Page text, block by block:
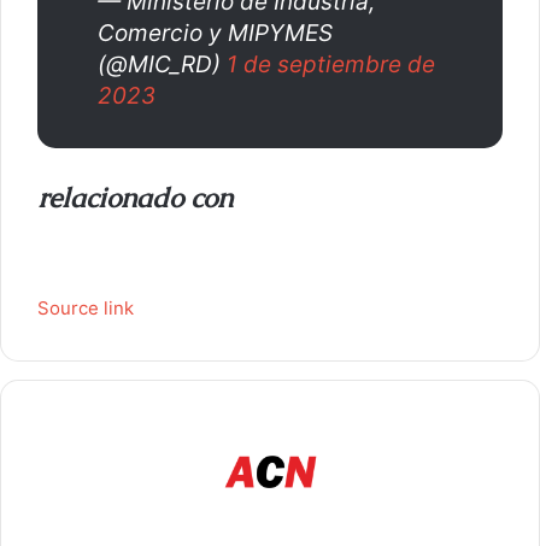
Comercio y MIPYMES
(@MIC_RD) 1 de septiembre de
2023
relacionado con
Source link